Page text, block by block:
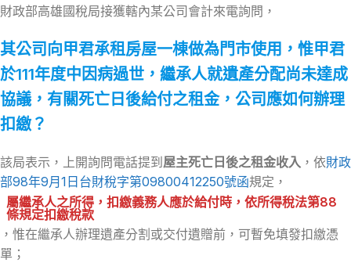
財政部高雄國稅局接獲轄內某公司會計來電詢問，
其公司向甲君承租房屋一棟做為門市使用，惟甲君
於111年度中因病過世，繼承人就遺產分配尚未達成
協議，有關死亡日後給付之租金，公司應如何辦理
扣繳？
該局表示，上開詢問電話提到 屋主死亡日後之租金收入 ，依財政
部98年9月1日台財稅字第09800412250號函規定，
屬繼承人之所得，扣繳義務人應於給付時，依所得稅法第88
條規定扣繳稅款
，惟在繼承人辦理遺產分割或交付遺贈前，可暫免填發扣繳憑
單；